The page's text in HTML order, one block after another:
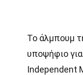
Το άλμπουμ
υποψήφιο
Independent